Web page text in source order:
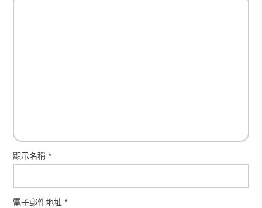
顯示名稱*
電子郵件地址*